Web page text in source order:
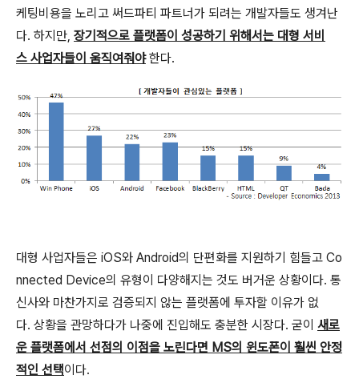
케팅비용을 노리고 써드파티 파트너가 되려는 개발자들도 생겨난
다. 하지만, 장기적으로 플랫폼이 성공하기 위해서는 대형 서비
스 사업자들이 움직여줘야한다.
대형 사업자들은 iOS와 Android의 단편화를 지원하기 힘들고 Co
nnected Device의 유형이 다양해지는 것도 버거운 상황이다. 통
신사와 마찬가지로 검증되지 않는 플랫폼에 투자할 이유가 없
다. 상황을 관망하다가 나중에 진입해도 충분한 시장다. 굳이 새로
운 플랫폼에서 선점의 이점을 노린다면 MS의 윈도폰이 훨씬 안정
적인 선택이다.